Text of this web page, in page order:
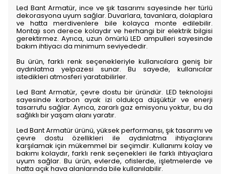
Led Bant Armatür, ince ve şık tasarımı sayesinde her türlü
dekorasyona uyum sağlar. Duvarlara, tavanlara, dolaplara
ve hatta merdivenlere bile kolayca monte edilebilir.
Montajı son derece kolaydır ve herhangi bir elektrik bilgisi
gerektirmez. Ayrıca, uzun ömürlü LED ampulleri sayesinde
bakım ihtiyacı da minimum seviyededir.
Bu ürün, farklı renk seçenekleriyle kullanıcılara geniş bir
aydınlatma yelpazesi sunar. Bu sayede, kullanıcılar
istedikleri atmosferi yaratabilirler.
Led Bant Armatür, çevre dostu bir üründür. LED teknolojisi
sayesinde karbon ayak izi oldukça düşüktür ve enerji
tasarrufu sağlar. Ayrıca, zararlı gaz emisyonu yoktur, bu da
sağlıklı bir yaşam alanı yaratır.
Led Bant Armatür ürünü, yüksek performansı, şık tasarımı ve
çevre dostu özellikleri ile aydınlatma ihtiyaçlarını
karşılamak için mükemmel bir seçimdir. Kullanımı kolay ve
bakımı kolaydır, farklı renk seçenekleri ile farklı ihtiyaçlara
uyum sağlar. Bu ürün, evlerde, ofislerde, işletmelerde ve
hatta açık hava alanlarında bile kullanılabilir.